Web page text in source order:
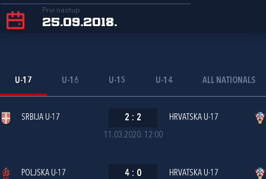
Prvi nastup
25.09.2018.
U-17 U-16 U-15 U-14 ALL NATIONALS
11.03.2020. 12:00
SRBIJA U-17 2 : 2 HRVATSKA U-17
POLJSKA U-17 4 : 0 HRVATSKA U-17